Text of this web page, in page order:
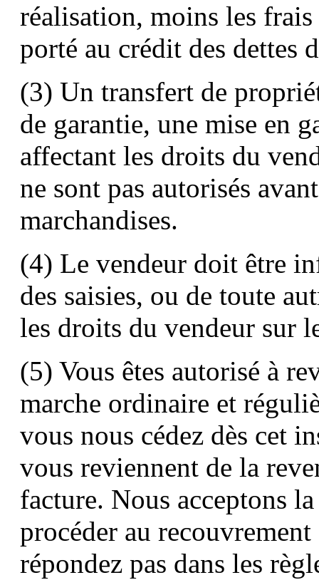
réalisation, moins les
porté au crédit des dettes
(3) Un transfert de
de garantie, une mise en
affectant les droits du
ne sont pas autorisés
marchandises.
(4) Le vendeur doit être
des saisies, ou de toute
les droits du vendeur sur
(5) Vous êtes autorisé à
marche ordinaire et
vous nous cédez dès cet
vous reviennent de la
facture. Nous acceptons
procéder au
répondez pas dans les